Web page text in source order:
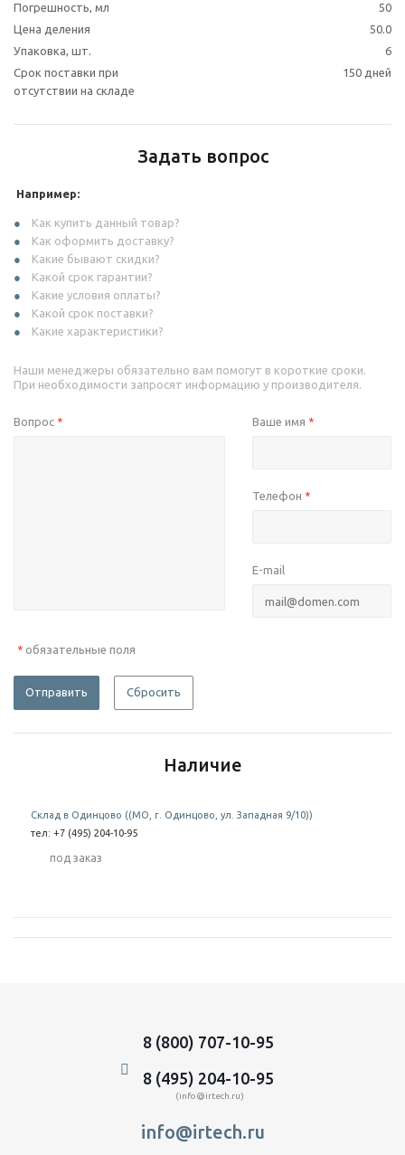
Погрешность, мл
50
Цена деления
50.0
Упаковка, шт.
6
Срок поставки при
отсутствии на складе
150 дней
Задать вопрос
Например:
Как купить данный товар?
Как оформить доставку?
Какие бывают скидки?
Какой срок гарантии?
Какие условия оплаты?
Какой срок поставки?
Какие характеристики?
Наши менеджеры обязательно вам помогут в короткие сроки.
При необходимости запросят информацию у производителя.
Вопрос * Ваше имя *
Телефон *
E-mail
* обязательные поля
Отправить Сбросить
Наличие
Склад в Одинцово ((МО, г. Одинцово, ул. Западная 9/10))
тел: +7 (495) 204-10-95
Под заказ
8 (800) 707-10-95
8 (495) 204-10-95
(info@irtech.ru)
info@irtech.ru